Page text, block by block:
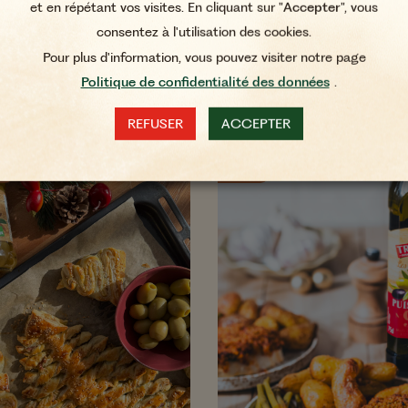
Laqué au Vinaigre
Balsamique &
Rôties
et en répétant vos visites. En cliquant sur "Accepter", vous
consentez à l'utilisation des cookies.
Pour plus d'information, vous pouvez visiter notre page
Politique de confidentialité des données .
REFUSER ACCEPTER